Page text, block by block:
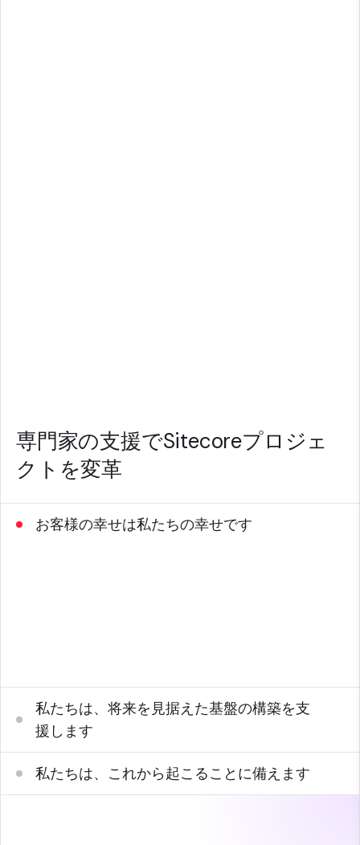
専門家の支援でSitecoreプロジェ
クトを変革
お客様の幸せは私たちの幸せです
私たちは、将来を見据えた基盤の構築を支
援します
私たちは、これから起こることに備えます